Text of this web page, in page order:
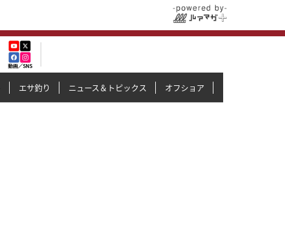
エサ釣り ニュース＆トピックス オフショア